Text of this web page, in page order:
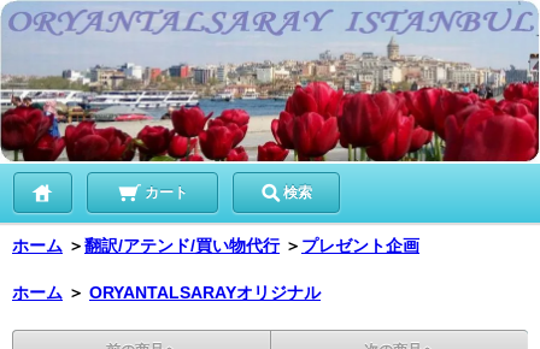
カート 検索
ホーム ＞翻訳/アテンド/買い物代行 ＞ プレゼント企画
ホーム ＞ ORYANTALSARAYオリジナル